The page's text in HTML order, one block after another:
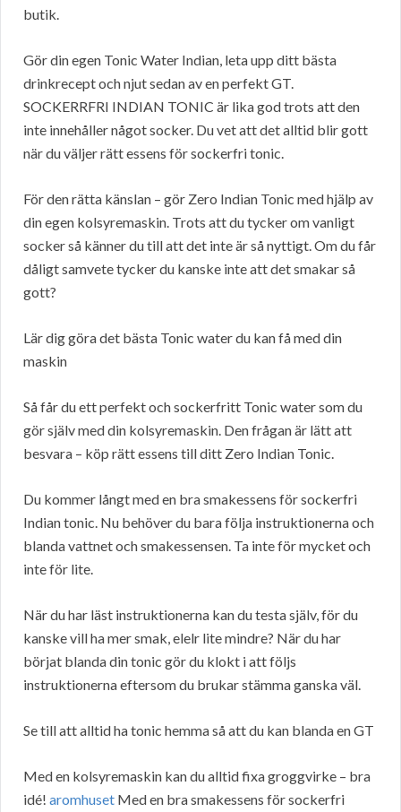
butik.
Gör din egen Tonic Water Indian, leta upp ditt bästa
drinkrecept och njut sedan av en perfekt GT.
SOCKERRFRI INDIAN TONIC är lika god trots att den
inte innehåller något socker. Du vet att det alltid blir gott
när du väljer rätt essens för sockerfri tonic.
För den rätta känslan – gör Zero Indian Tonic med hjälp av
din egen kolsyremaskin. Trots att du tycker om vanligt
socker så känner du till att det inte är så nyttigt. Om du får
dåligt samvete tycker du kanske inte att det smakar så
gott?
Lär dig göra det bästa Tonic water du kan få med din
maskin
Så får du ett perfekt och sockerfritt Tonic water som du
gör själv med din kolsyremaskin. Den frågan är lätt att
besvara – köp rätt essens till ditt Zero Indian Tonic.
Du kommer långt med en bra smakessens för sockerfri
Indian tonic. Nu behöver du bara följa instruktionerna och
blanda vattnet och smakessensen. Ta inte för mycket och
inte för lite.
När du har läst instruktionerna kan du testa själv, för du
kanske vill ha mer smak, elelr lite mindre? När du har
börjat blanda din tonic gör du klokt i att följs
instruktionerna eftersom du brukar stämma ganska väl.
Se till att alltid ha tonic hemma så att du kan blanda en GT
Med en kolsyremaskin kan du alltid fixa groggvirke – bra
idé! aromhuset Med en bra smakessens för sockerfri